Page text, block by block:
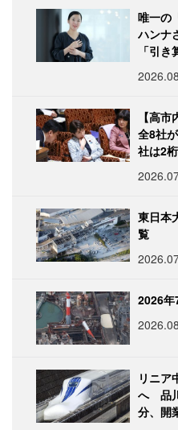
唯一の
ハンナ
「引き
【高市
全8社
社は2
東日本
覧
2026
リニア
へ 品
分、開